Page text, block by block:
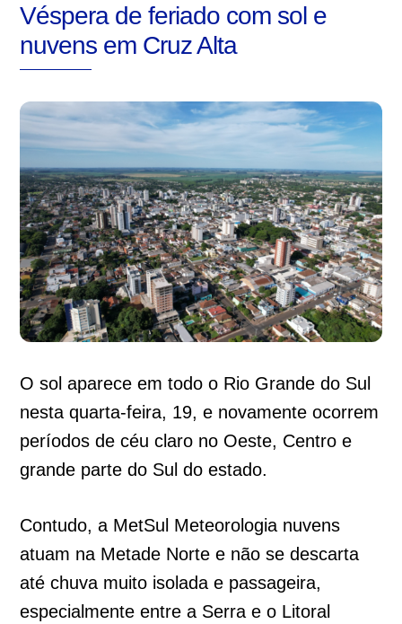
Véspera de feriado com sol e
nuvens em Cruz Alta
O sol aparece em todo o Rio Grande do Sul
nesta quarta-feira, 19, e novamente ocorrem
períodos de céu claro no Oeste, Centro e
grande parte do Sul do estado.
Contudo, a MetSul Meteorologia nuvens
atuam na Metade Norte e não se descarta
até chuva muito isolada e passageira,
especialmente entre a Serra e o Litoral